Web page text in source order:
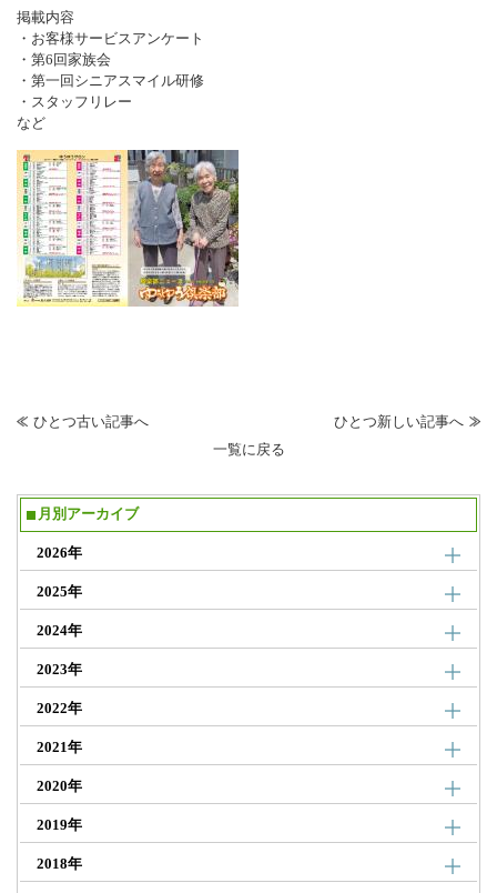
掲載内容
・お客様サービスアンケート
・第6回家族会
・第一回シニアスマイル研修
・スタッフリレー
など
ひとつ古い記事へ
一覧に戻る
ひとつ新しい記事へ
月別アーカイブ
2026年
2025年
2024年
2023年
2022年
2021年
2020年
2019年
2018年